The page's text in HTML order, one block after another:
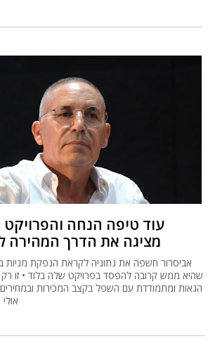
עוד טיפה הנחה והפרויקט
מציגה את הדרך המהירה
אביסרור חשפה את נתוניה לקראת הנפקת מניות
שהיא ממש קרובה להפסד בפרויקט שלה בלוד • זו
הגאות ומתמודדת עם השפל בקצב המכירות